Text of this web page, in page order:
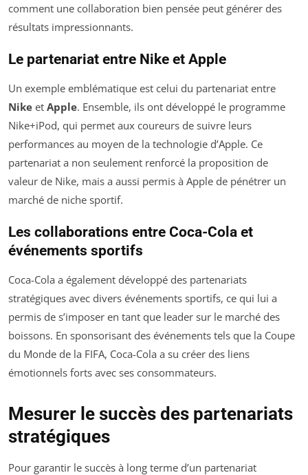
comment une collaboration bien pensée peut générer des
résultats impressionnants.
Le partenariat entre Nike et Apple
Un exemple emblématique est celui du partenariat entre
Nike et Apple. Ensemble, ils ont développé le programme
Nike+iPod, qui permet aux coureurs de suivre leurs
performances au moyen de la technologie d’Apple. Ce
partenariat a non seulement renforcé la proposition de
valeur de Nike, mais a aussi permis à Apple de pénétrer un
marché de niche sportif.
Les collaborations entre Coca-Cola et
événements sportifs
Coca-Cola a également développé des partenariats
stratégiques avec divers événements sportifs, ce qui lui a
permis de s’imposer en tant que leader sur le marché des
boissons. En sponsorisant des événements tels que la Coupe
du Monde de la FIFA, Coca-Cola a su créer des liens
émotionnels forts avec ses consommateurs.
Mesurer le succès des partenariats
stratégiques
Pour garantir le succès à long terme d’un partenariat